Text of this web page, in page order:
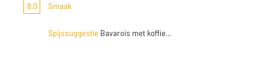
8,0 Smaak
Spijssuggestie Bavarois met koffie...